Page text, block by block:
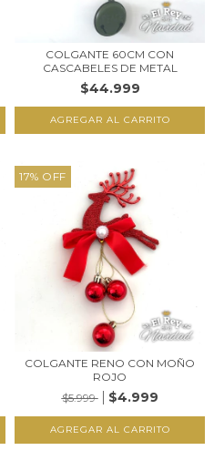
COLGANTE 60CM CON
CASCABELES DE METAL
$44.999
17% OFF
COLGANTE RENO CON MOÑO
ROJO
$5.999
$4.999